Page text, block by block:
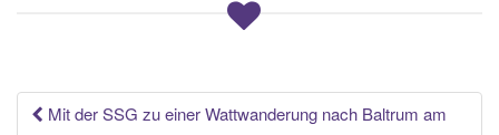
Beitrags-
Mit der SSG zu einer Wattwanderung nach Baltrum am